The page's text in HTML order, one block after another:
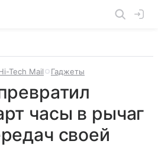
Tech Mail Гаджеты
часы в рычаг
своей